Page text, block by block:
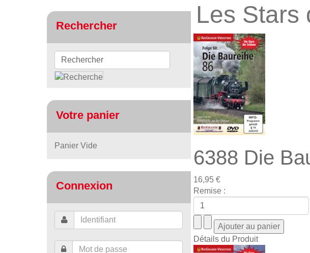
Les Stars
6388 Die
16,95 €
Remise :
Détails du Produit
Rechercher
Votre panier
Panier Vide
Connexion